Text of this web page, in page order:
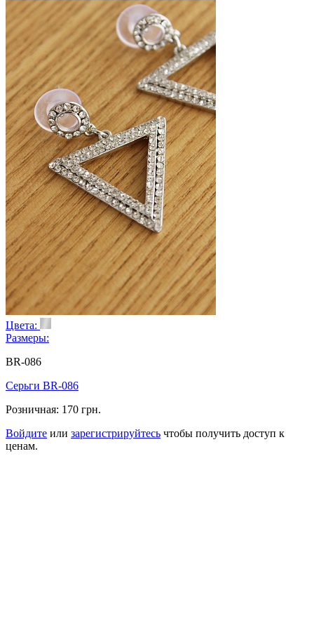
Цвета:
Размеры:
BR-086
Серьги BR-086
Розничная: 170 грн.
Войдите или зарегистрируйтесь чтобы получить доступ к
ценам.